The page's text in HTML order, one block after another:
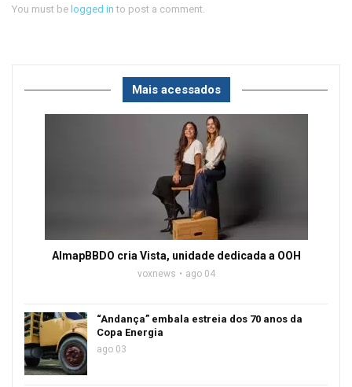
You must be logged in to post a comment.
Mais acessados
AlmapBBDO cria Vista, unidade dedicada a OOH
voxnews ago 04
“Andança” embala estreia dos 70 anos da
Copa Energia
ago 03